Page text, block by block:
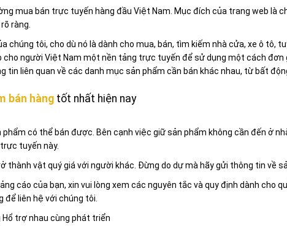
mua bán trực tuyến hàng đầu Việt Nam. Mục đích của trang web là
ràng.
tôi, cho dù nó là dành cho mua, bán, tìm kiếm nhà cửa, xe ô tô,
cho người Việt Nam một nền tảng trực tuyến để sử dụng một cách đơn
tin liên quan về các danh mục sản phẩm cần bán khác nhau, từ bất
bán hàng tốt nhất hiện nay
có thể bán được. Bên cạnh việc giữ sản phẩm không cần đến ở
tuyến này.
thành vật quý giá với người khác. Đừng do dự mà hãy gửi thông tin về
cáo của bạn, xin vui lòng xem các nguyên tắc và quy định dành
liên hệ với chúng tôi.
Hổ trợ nhau cùng phát triển